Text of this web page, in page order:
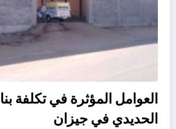
العوامل المؤثرة في تكلفة
الحديدي في جيزان